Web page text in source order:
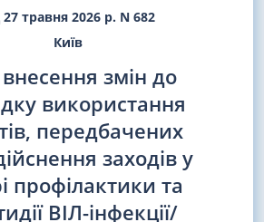
27 травня 2026 р. N 682
Київ
змін до
використання
передбачених
заходів у
профілактики та
ВІЛ-інфекції/